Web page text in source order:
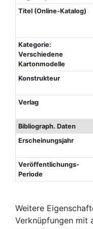
Titel (Online-Katalog)
Kategorie:
Verschiedene
Kartonmodelle
Konstrukteur
Verlag
Bibliograph. Daten
Erscheinungsjahr
Veröffentlichungs-
Periode
Weitere
Verknüpfungen mit